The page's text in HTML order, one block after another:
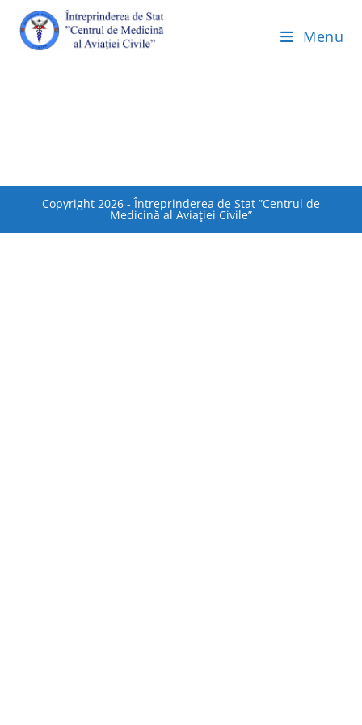
Menu
Copyright 2026 - Întreprinderea de Stat ”Centrul de
Medicină al Aviaţiei Civile”